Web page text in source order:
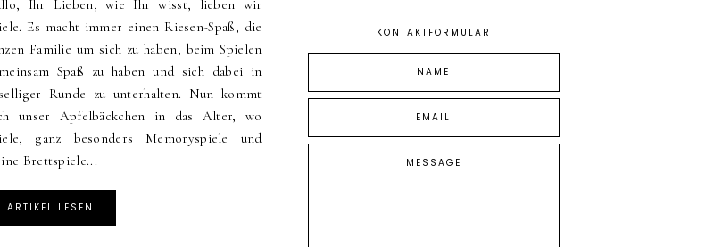
Ihr Lieben, wie Ihr wisst, lieben wir
Es macht immer einen Riesen-Spaß, die
Familie um sich zu haben, beim Spielen
Spaß zu haben und sich dabei in
Runde zu unterhalten. Nun kommt
unser Apfelbäckchen in das Alter, wo
ganz besonders Memoryspiele und
Brettspiele...
ARTIKEL LESEN
KONTAKTFORMULAR